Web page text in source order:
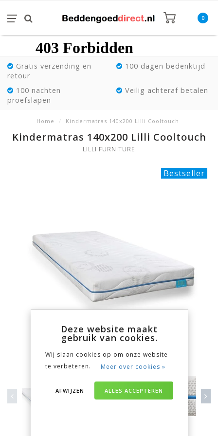
0
Gratis verzending en
retour
100 dagen bedenktijd
100 nachten
proefslapen
Veilig achteraf betalen
Home / Kindermatras 140x200 Lilli Cooltouch
Kindermatras 140x200 Lilli Cooltouch
LILLI FURNITURE
Bestseller
Deze website maakt
gebruik van cookies.
Wij slaan cookies op om onze website
te verbeteren.
Meer over cookies »
ALLES ACCEPTEREN
AFWIJZEN